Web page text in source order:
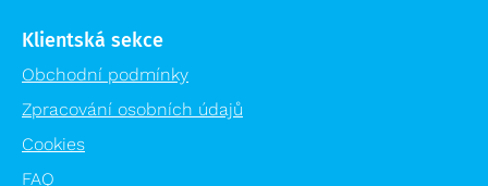
Klientská sekce
Obchodní podmínky
Zpracování osobních údajů
Cookies
FAQ